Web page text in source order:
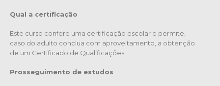
Qual a certificação
Este curso confere uma certificação escolar e permite,
caso do adulto conclua com aproveitamento, a obtenção
de um Certificado de Qualificações.
Prosseguimento de estudos